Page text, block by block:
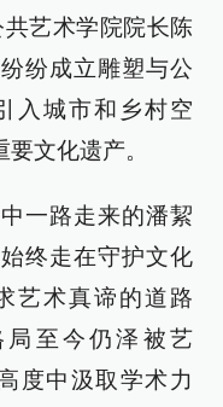
艺术学院院长陈
纷成立雕塑与公
入城市和乡村空
文化遗产。
一路走来的潘絜
终走在守护文化
艺术真谛的道路
局至今仍泽被艺
度中汲取学术力